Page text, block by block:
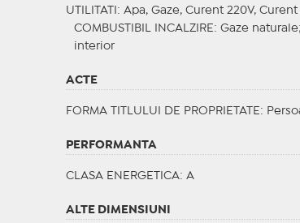
UTILITATI : Apa, Gaze, Curent 220V,
COMBUSTIBIL INCALZIRE : Gaze naturale;
interior
ACTE
FORMA TITLULUI DE PROPRIETATE :
PERFORMANTA
CLASA ENERGETICA: A
ALTE DIMENSIUNI